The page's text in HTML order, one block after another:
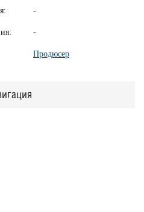
-
-
Продюсер